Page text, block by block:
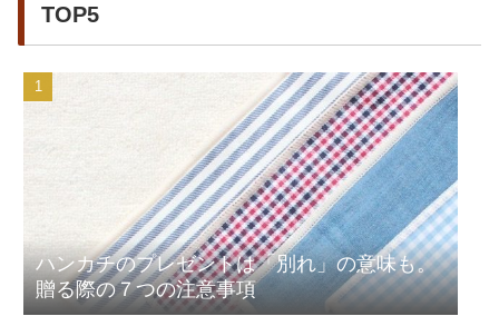
TOP5
ハンカチのプレゼントは「別れ」の意味も。
贈る際の７つの注意事項